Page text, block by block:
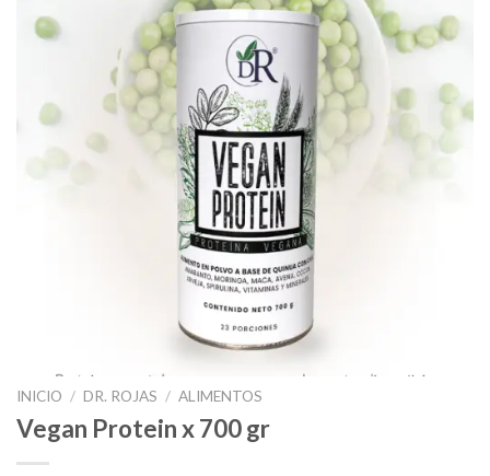
INICIO / DR. ROJAS / ALIMENTOS
Vegan Protein x 700 gr